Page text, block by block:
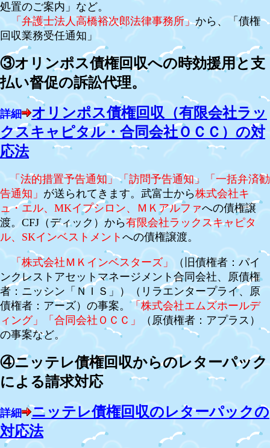
処置のご案内」など。
「弁護士法人高橋裕次郎法律事務所」から、「債権
回収業務受任通知」
③オリンポス債権回収への時効援用と支
払い督促の訴訟代理。
詳細
オリンポス債権回収（有限会社ラッ
クスキャピタル・合同会社ＯＣＣ）の対
応法
「法的措置予告通知」「訪問予告通知」「一括弁済勧
告通知」 が送られてきます。武富士から株式会社キ
ュ・エル、MKイプシロン、ＭＫアルファへの債権譲
渡。CFJ（ディック）から有限会社ラックスキャピタ
ル、SKインベストメント への債権譲渡。
「株式会社ＭＫインベスターズ」
（旧債権者：パイ
ンクレストアセットマネージメント合同会社、原債権
者：ニッシン「ＮＩＳ」）（リラエンタープライ、原
債権者：アーズ）の事案。「株式会社エムズホールデ
ィング」「合同会社ＯＣＣ」
（原債権者：アプラス）
の事案など。
④ニッテレ債権回収からのレターパック
による請求対応
詳細
ニッテレ債権回収のレターパックの
対応法